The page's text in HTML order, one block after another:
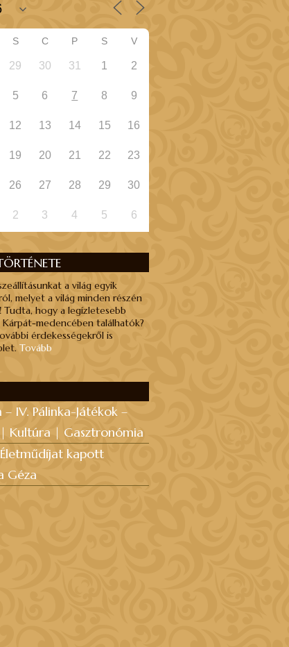
S C P S V
29 30 31 1 2
5 6 7 8 9
12 13 14 15 16
19 20 21 22 23
26 27 28 29 30
2 3 4 5 6
a világ egyik
melyet a világ minden részén
Tudta, hogy a legízletesebb
Kárpát-medencében találhatók?
érdekességekről is
Tovább
– IV. Pálinka-Játékok –
| Kultúra | Gasztronómia
kapott
Géza